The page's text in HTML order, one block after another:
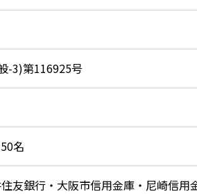
-3)第116925号
名
友銀行・大阪市信用金庫・尼崎信用